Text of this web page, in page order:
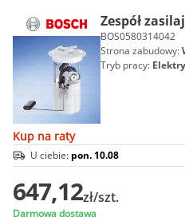
Zespół
BOS0580314042
Strona zabudowy:
Tryb pracy:
Kup na raty
U ciebie: pon. 10.08
647,12zł/szt.
Darmowa dostawa